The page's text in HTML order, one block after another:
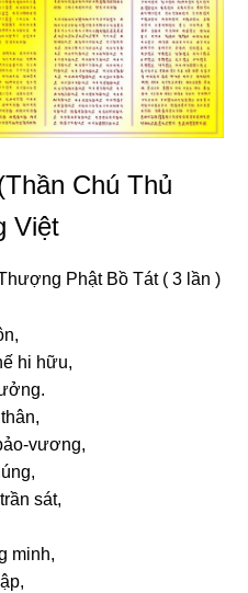
Chú Thủ
Việt
Phật Bồ Tát ( 3 lần )
hi hữu,
vươnɡ,
ѕát,
minh,